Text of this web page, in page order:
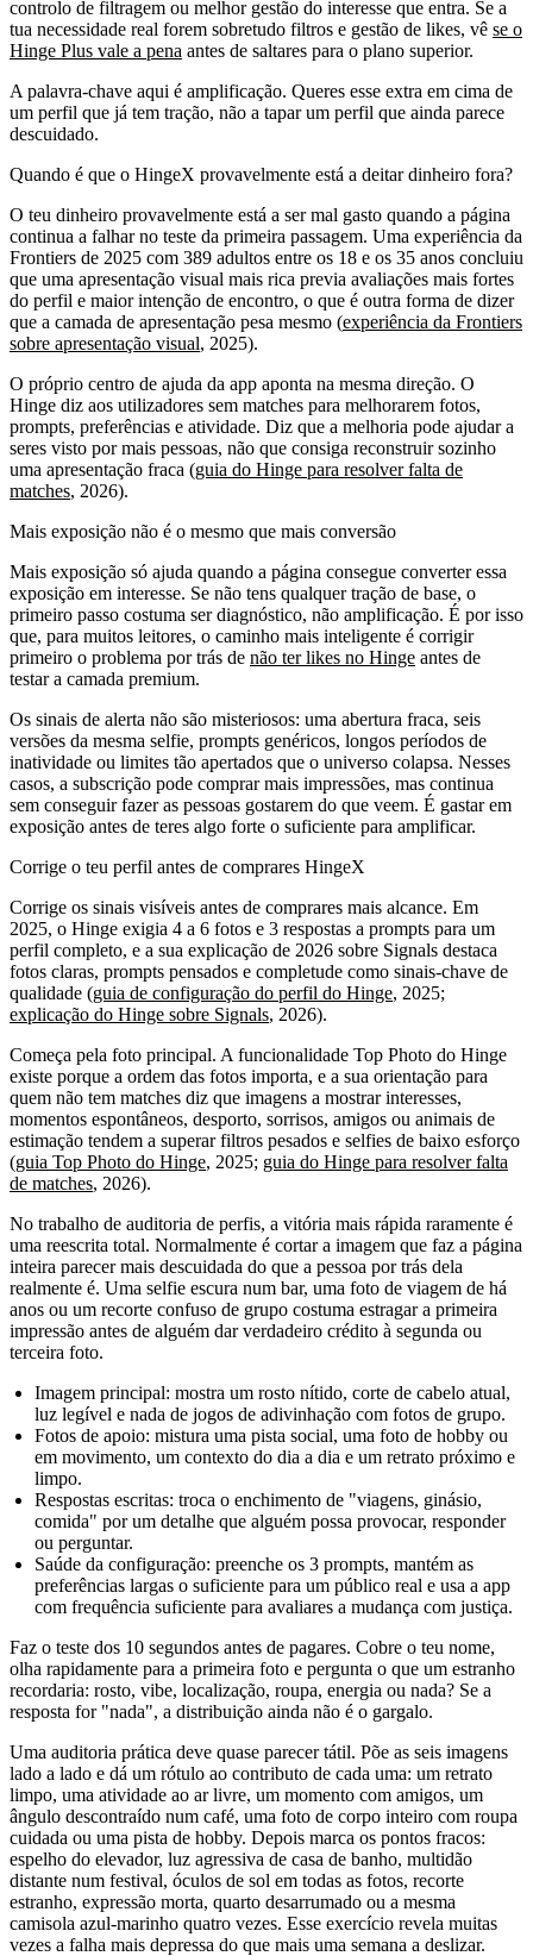
controlo de filtragem ou melhor gestão do interesse que entra. Se a
tua necessidade real forem sobretudo filtros e gestão de likes, vê se o
Hinge Plus vale a pena antes de saltares para o plano superior.
A palavra-chave aqui é amplificação. Queres esse extra em cima de
um perfil que já tem tração, não a tapar um perfil que ainda parece
descuidado.
Quando é que o HingeX provavelmente está a deitar dinheiro fora?
O teu dinheiro provavelmente está a ser mal gasto quando a página
continua a falhar no teste da primeira passagem. Uma experiência da
Frontiers de 2025 com 389 adultos entre os 18 e os 35 anos concluiu
que uma apresentação visual mais rica previa avaliações mais fortes
do perfil e maior intenção de encontro, o que é outra forma de dizer
que a camada de apresentação pesa mesmo (experiência da Frontiers
sobre apresentação visual, 2025).
O próprio centro de ajuda da app aponta na mesma direção. O
Hinge diz aos utilizadores sem matches para melhorarem fotos,
prompts, preferências e atividade. Diz que a melhoria pode ajudar a
seres visto por mais pessoas, não que consiga reconstruir sozinho
uma apresentação fraca (guia do Hinge para resolver falta de
matches, 2026).
Mais exposição não é o mesmo que mais conversão
Mais exposição só ajuda quando a página consegue converter essa
exposição em interesse. Se não tens qualquer tração de base, o
primeiro passo costuma ser diagnóstico, não amplificação. É por isso
que, para muitos leitores, o caminho mais inteligente é corrigir
primeiro o problema por trás de não ter likes no Hinge antes de
testar a camada premium.
Os sinais de alerta não são misteriosos: uma abertura fraca, seis
versões da mesma selfie, prompts genéricos, longos períodos de
inatividade ou limites tão apertados que o universo colapsa. Nesses
casos, a subscrição pode comprar mais impressões, mas continua
sem conseguir fazer as pessoas gostarem do que veem. É gastar em
exposição antes de teres algo forte o suficiente para amplificar.
Corrige o teu perfil antes de comprares HingeX
Corrige os sinais visíveis antes de comprares mais alcance. Em
2025, o Hinge exigia 4 a 6 fotos e 3 respostas a prompts para um
perfil completo, e a sua explicação de 2026 sobre Signals destaca
fotos claras, prompts pensados e completude como sinais-chave de
qualidade (guia de configuração do perfil do Hinge, 2025;
explicação do Hinge sobre Signals, 2026).
Começa pela foto principal. A funcionalidade Top Photo do Hinge
existe porque a ordem das fotos importa, e a sua orientação para
quem não tem matches diz que imagens a mostrar interesses,
momentos espontâneos, desporto, sorrisos, amigos ou animais de
estimação tendem a superar filtros pesados e selfies de baixo esforço
(guia Top Photo do Hinge, 2025; guia do Hinge para resolver falta
de matches, 2026).
No trabalho de auditoria de perfis, a vitória mais rápida raramente é
uma reescrita total. Normalmente é cortar a imagem que faz a página
inteira parecer mais descuidada do que a pessoa por trás dela
realmente é. Uma selfie escura num bar, uma foto de viagem de há
anos ou um recorte confuso de grupo costuma estragar a primeira
impressão antes de alguém dar verdadeiro crédito à segunda ou
terceira foto.
Imagem principal: mostra um rosto nítido, corte de cabelo atual,
luz legível e nada de jogos de adivinhação com fotos de grupo.
Fotos de apoio: mistura uma pista social, uma foto de hobby ou
em movimento, um contexto do dia a dia e um retrato próximo e
limpo.
Respostas escritas: troca o enchimento de "viagens, ginásio,
comida" por um detalhe que alguém possa provocar, responder
ou perguntar.
Saúde da configuração: preenche os 3 prompts, mantém as
preferências largas o suficiente para um público real e usa a app
com frequência suficiente para avaliares a mudança com justiça.
Faz o teste dos 10 segundos antes de pagares. Cobre o teu nome,
olha rapidamente para a primeira foto e pergunta o que um estranho
recordaria: rosto, vibe, localização, roupa, energia ou nada? Se a
resposta for "nada", a distribuição ainda não é o gargalo.
Uma auditoria prática deve quase parecer tátil. Põe as seis imagens
lado a lado e dá um rótulo ao contributo de cada uma: um retrato
limpo, uma atividade ao ar livre, um momento com amigos, um
ângulo descontraído num café, uma foto de corpo inteiro com roupa
cuidada ou uma pista de hobby. Depois marca os pontos fracos:
espelho do elevador, luz agressiva de casa de banho, multidão
distante num festival, óculos de sol em todas as fotos, recorte
estranho, expressão morta, quarto desarrumado ou a mesma
camisola azul-marinho quatro vezes. Esse exercício revela muitas
vezes a falha mais depressa do que mais uma semana a deslizar.